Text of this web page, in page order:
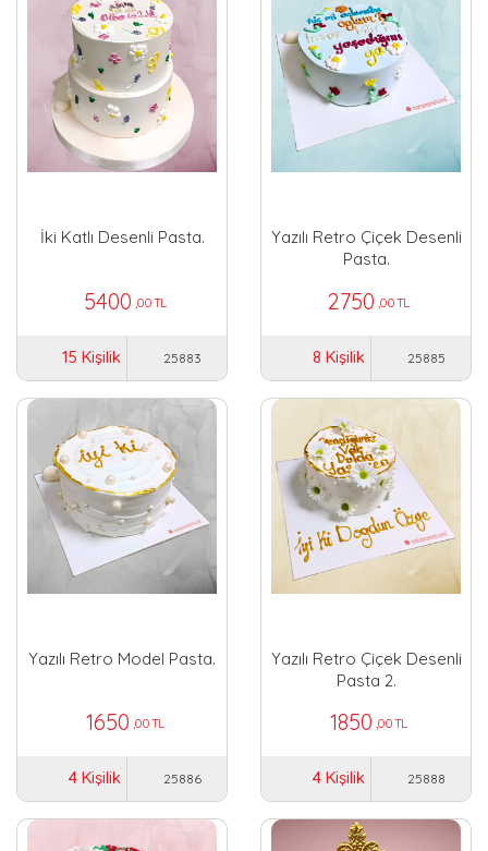
İki Katlı Desenli Pasta.
5400 ,00 TL
15 Kişilik 25883
Yazılı Retro Çiçek Desenli
Pasta.
2750 ,00 TL
8 Kişilik 25885
Yazılı Retro Model Pasta.
1650 ,00 TL
4 Kişilik 25886
Yazılı Retro Çiçek Desenli
Pasta 2.
1850 ,00 TL
4 Kişilik 25888